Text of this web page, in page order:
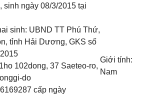
, sinh ngày 08/3/2015 tại
sinh: UBND TT Phú Thứ,
tỉnh Hải Dương, GKS số
102dong, 37 Saeteo-ro,
do
cấp ngày
Giới tính:
Nam